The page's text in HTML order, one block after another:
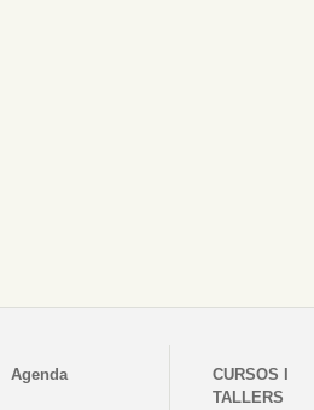
Agenda
CURSOS I
TALLERS